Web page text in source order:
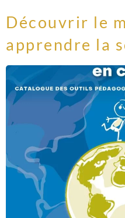
Découvrir le
apprendre la